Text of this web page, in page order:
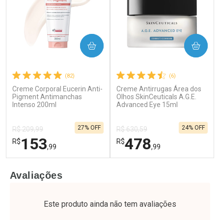
Ativar Desconto
Por R$ 21,86/cada
Comprar sem Desconto
Ativar Desconto
Por R$ 52,64/cada
Comprar sem Desconto
(82)
Creme Corporal Eucerin Anti-
Pigment Antimanchas
Intenso 200ml
R$ 209,99
R$153,99
27% OFF
COMPRAR
Laboratório
Por Menos
(6)
Creme Antirrugas Área dos
Olhos SkinCeuticals A.G.E.
Advanced Eye 15ml
R$ 630,59
R$478,99
24% OFF
COMPRAR
Dermaclub
Por Menos
Avaliações
Este produto ainda não tem avaliações